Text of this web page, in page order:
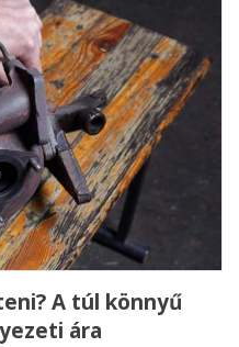
A túl könnyű
ára